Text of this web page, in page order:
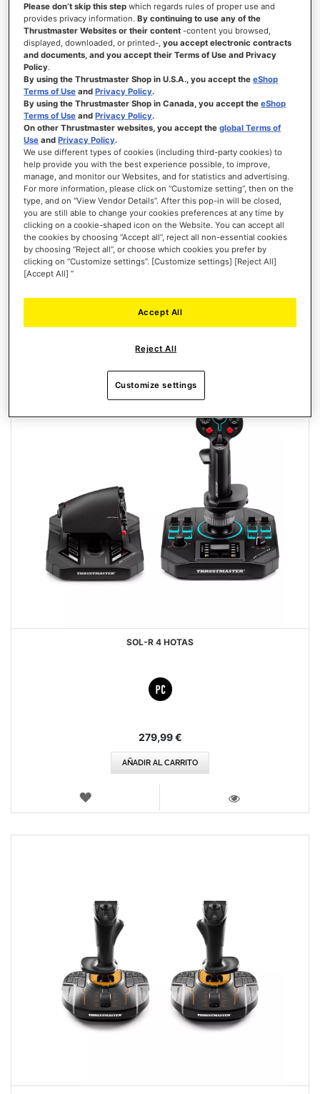
SOL-R 1 FLIGHTSTICK
Puntuación:
40%
SOL-R 4 HOTAS
279,99 €
AÑADIR AL CARRITO
LISTA
Please don’t skip this step which regards rules of proper use and
provides privacy information.By continuing to use any of the
Thrustmaster Websites or their content -content you browsed,
displayed, downloaded, or printed-,you accept electronic contracts
and documents, and you accept their Terms of Use and Privacy
Policy.
By using the Thrustmaster Shop in U.S.A., you accept theeShop
Terms of Use andPrivacy Policy.
By using the Thrustmaster Shop in Canada, you accept theeShop
Terms of Use andPrivacy Policy.
On other Thrustmaster websites, you accept theglobal Terms of
Use andPrivacy Policy.
We use different types of cookies (including third-party cookies) to
help provide you with the best experience possible, to improve,
manage, and monitor our Websites, and for statistics and advertising.
For more information, please click on “Customize setting”, then on the
type, and on “View Vendor Details”. After this pop-in will be closed,
you are still able to change your cookies preferences at any time by
clicking on a cookie-shaped icon on the Website. You can accept all
the cookies by choosing “Accept all”, reject all non-essential cookies
by choosing “Reject all”, or choose which cookies you prefer by
clicking on “Customize settings”. [Customize settings] [Reject All]
[Accept All] ”
Reject All
Accept All
Customize settings